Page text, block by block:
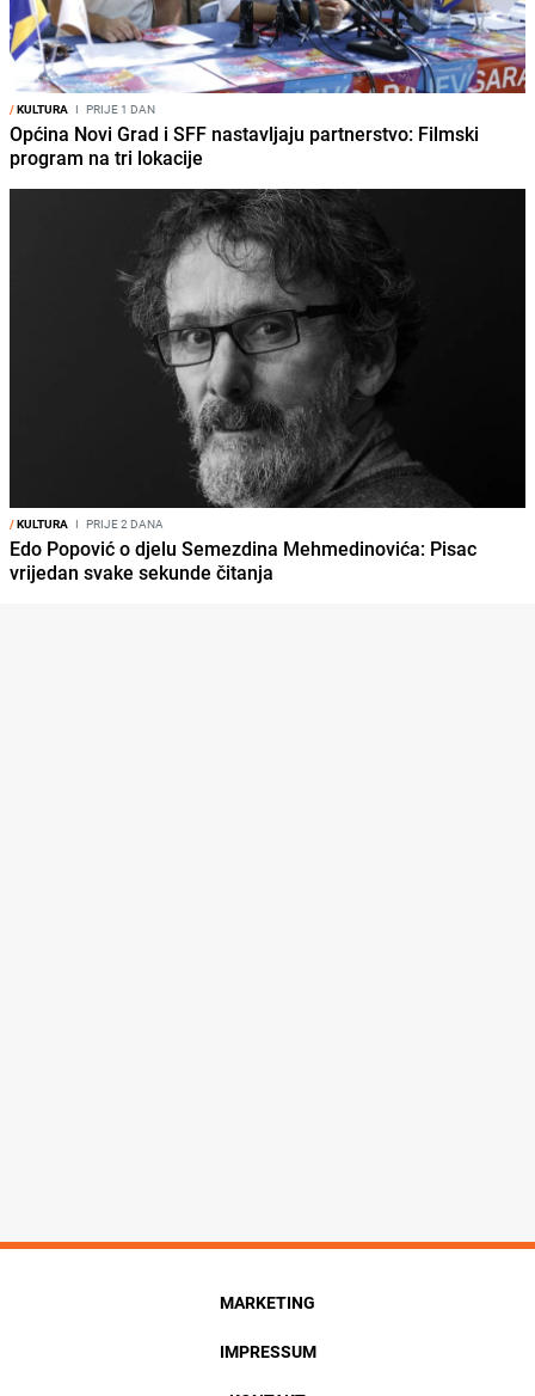
/KULTURA I PRIJE 1 DAN
Općina Novi Grad i SFF nastavljaju partnerstvo: Filmski
program na tri lokacije
/KULTURA I PRIJE 2 DANA
Edo Popović o djelu Semezdina Mehmedinovića: Pisac
vrijedan svake sekunde čitanja
MARKETING
IMPRESSUM